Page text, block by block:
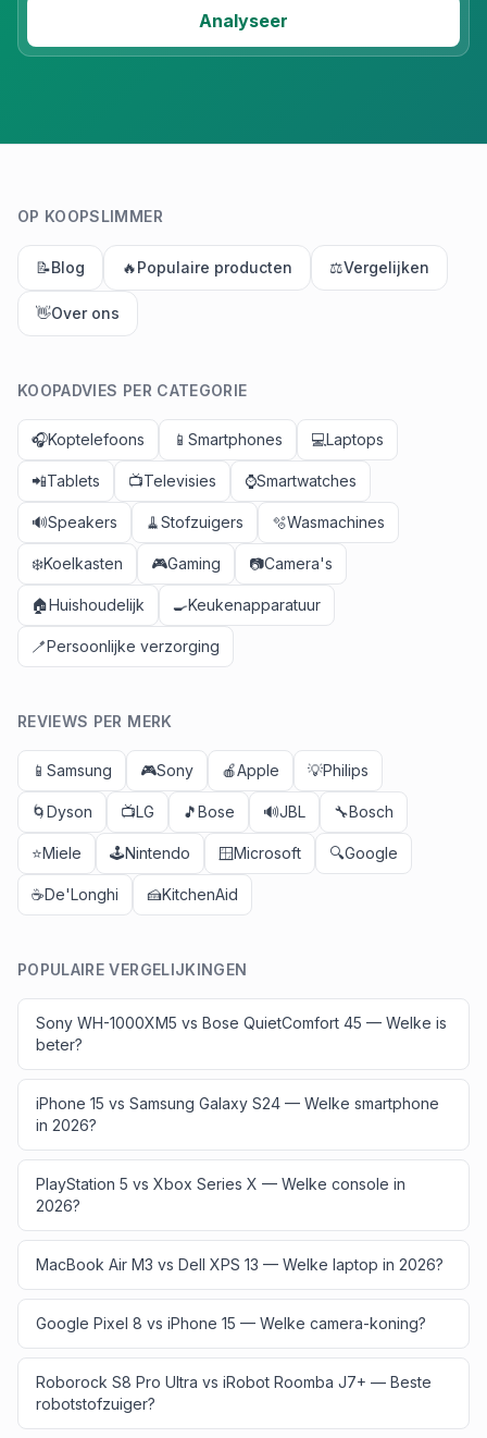
Analyseer
OP KOOPSLIMMER
📝Blog 🔥Populaire producten ⚖️Vergelijken
👋Over ons
KOOPADVIES PER CATEGORIE
🎧Koptelefoons 📱 Smartphones 💻Laptops
📲Tablets 📺Televisies ⌚Smartwatches
🔊Speakers 🧹Stofzuigers 🫧Wasmachines
❄️Koelkasten 🎮Gaming 📷Camera's
🏠Huishoudelijk 🍳Keukenapparatuur
🪥Persoonlijke verzorging
REVIEWS PER MERK
📱 Samsung 🎮Sony 🍎Apple 💡Philips
🌀Dyson 📺LG 🎵Bose 🔊JBL 🔧Bosch
⭐Miele 🕹️Nintendo 🪟Microsoft 🔍Google
☕De'Longhi 🍰KitchenAid
POPULAIRE VERGELIJKINGEN
Sony WH-1000XM5 vs Bose QuietComfort 45 — Welke is
beter?
iPhone 15 vs Samsung Galaxy S24 — Welke smartphone
in 2026?
PlayStation 5 vs Xbox Series X — Welke console in
2026?
MacBook Air M3 vs Dell XPS 13 — Welke laptop in 2026?
Google Pixel 8 vs iPhone 15 — Welke camera-koning?
Roborock S8 Pro Ultra vs iRobot Roomba J7+ — Beste
robotstofzuiger?